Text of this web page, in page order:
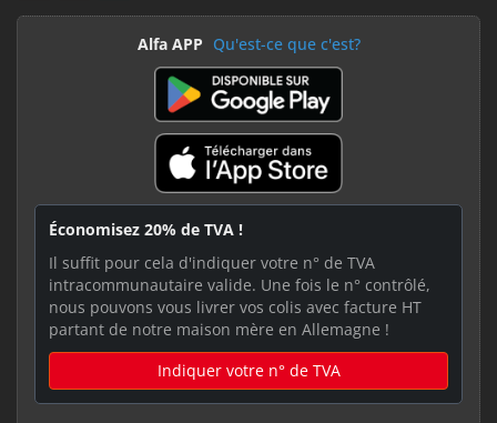
Alfa APP Qu'est-ce que c'est?
Économisez 20% de TVA !
Il suffit pour cela d'indiquer votre n° de TVA
intracommunautaire valide. Une fois le n° contrôlé,
nous pouvons vous livrer vos colis avec facture HT
partant de notre maison mère en Allemagne !
Indiquer votre n° de TVA